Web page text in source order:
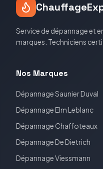
Service de dépannage et
marques. Techniciens
Nos Marques
DépannageSaunier Duval
DépannageElm Leblanc
Dépannage Chaffoteaux
DépannageDe Dietrich
DépannageViessmann